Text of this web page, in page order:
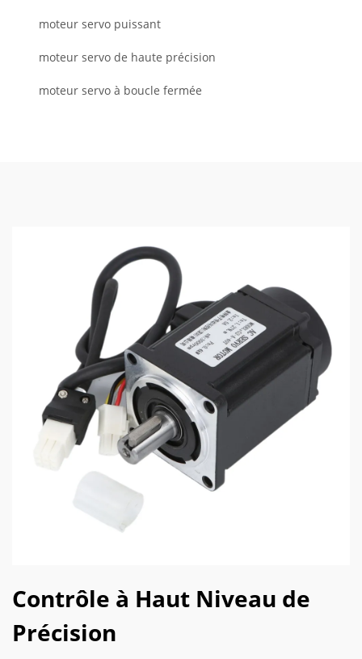
moteur servo puissant
moteur servo de haute précision
moteur servo à boucle fermée
Contrôle à Haut Niveau de
Précision